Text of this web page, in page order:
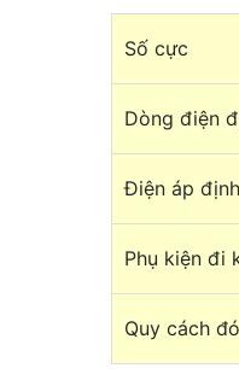
Số cực
Dòng điện
Điện áp
Phụ kiện đi
Quy cách